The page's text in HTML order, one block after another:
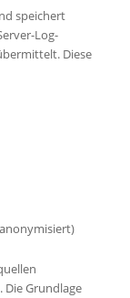
speichert
Log-
Diese
Grundlage